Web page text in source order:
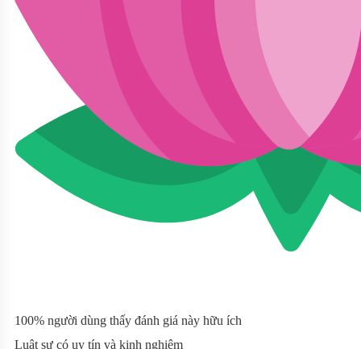
100% người dùng thấy đánh giá này hữu ích
Luật sư có uy tín và kinh nghiệm